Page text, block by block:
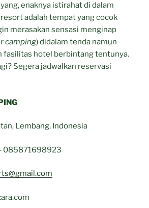
enaknya istirahat di dalam
adalah tempat yang cocok
merasakan sensasi menginap
camping) didalam tenda namun
fasilitas hotel berbintang tentunya.
Segera jadwalkan reservasi
Lembang, Indonesia
085871698923